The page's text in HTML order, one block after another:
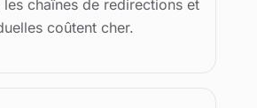
chaînes de redirections et
coûtent cher.